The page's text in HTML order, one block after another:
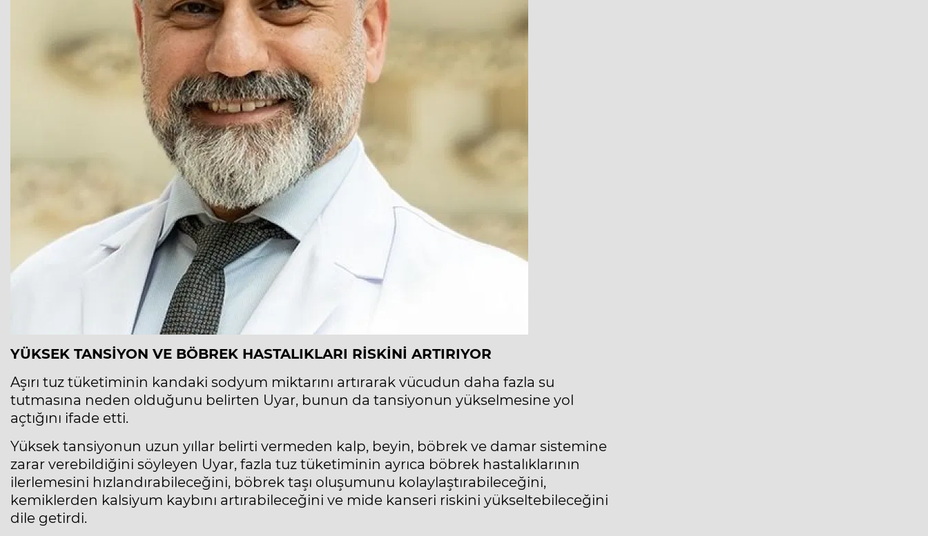
YÜKSEK TANSİYON VE BÖBREK HASTALIKLARI RİSKİNİ ARTIRIYOR
Aşırı tuz tüketiminin kandaki sodyum miktarını artırarak vücudun daha fazla su
tutmasına neden olduğunu belirten Uyar, bunun da tansiyonun yükselmesine yol
açtığını ifade etti.
Yüksek tansiyonun uzun yıllar belirti vermeden kalp, beyin, böbrek ve damar sistemine
zarar verebildiğini söyleyen Uyar, fazla tuz tüketiminin ayrıca böbrek hastalıklarının
ilerlemesini hızlandırabileceğini, böbrek taşı oluşumunu kolaylaştırabileceğini,
kemiklerden kalsiyum kaybını artırabileceğini ve mide kanseri riskini yükseltebileceğini
dile getirdi.